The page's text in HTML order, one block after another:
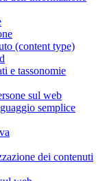
(content type)
e tassonomie
sul web
semplice
dei contenuti